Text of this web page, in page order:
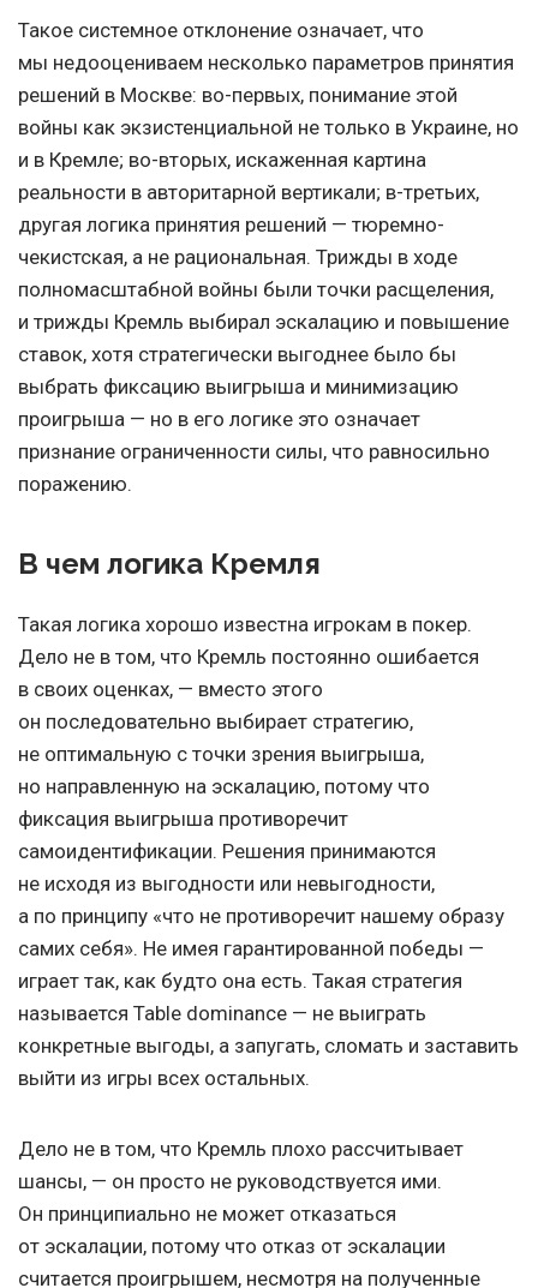
Такое системное отклонение означает, что
мы недооцениваем несколько параметров принятия
решений в Москве: во-первых, понимание этой
войны как экзистенциальной не только в Украине, но
и в Кремле; во-вторых, искаженная картина
реальности в авторитарной вертикали; в-третьих,
другая логика принятия решений — тюремно-
чекистская, а не рациональная. Трижды в ходе
полномасштабной войны были точки расщеления,
и трижды Кремль выбирал эскалацию и повышение
ставок, хотя стратегически выгоднее было бы
выбрать фиксацию выигрыша и минимизацию
проигрыша — но в его логике это означает
признание ограниченности силы, что равносильно
поражению.
В чем логика Кремля
Такая логика хорошо известна игрокам в покер.
Дело не в том, что Кремль постоянно ошибается
в своих оценках, — вместо этого
он последовательно выбирает стратегию,
не оптимальную с точки зрения выигрыша,
но направленную на эскалацию, потому что
фиксация выигрыша противоречит
самоидентификации. Решения принимаются
не исходя из выгодности или невыгодности,
а по принципу «что не противоречит нашему образу
самих себя». Не имея гарантированной победы —
играет так, как будто она есть. Такая стратегия
называется Table dominance — не выиграть
конкретные выгоды, а запугать, сломать и заставить
выйти из игры всех остальных.
Дело не в том, что Кремль плохо рассчитывает
шансы, — он просто не руководствуется ими.
Он принципиально не может отказаться
от эскалации, потому что отказ от эскалации
считается проигрышем, несмотря на полученные